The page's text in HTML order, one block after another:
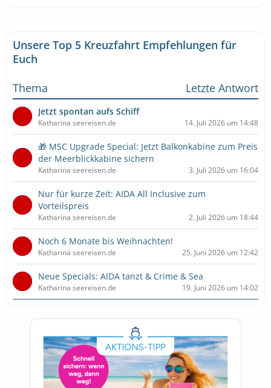
Unsere Top 5 Kreuzfahrt Empfehlungen für
Euch
Thema
Letzte Antwort
Jetzt spontan aufs Schiff
Katharina seereisen.de 14. Juli 2026 um 14:48
🎁 MSC Upgrade Special: Jetzt Balkonkabine zum Preis
der Meerblickkabine sichern
Katharina seereisen.de 3. Juli 2026 um 16:04
Nur für kurze Zeit: AIDA All Inclusive zum
Vorteilspreis
Katharina seereisen.de 2. Juli 2026 um 18:44
Noch 6 Monate bis Weihnachten!
Katharina seereisen.de 25. Juni 2026 um 12:42
Neue Specials: AIDA tanzt & Crime & Sea
Katharina seereisen.de 19. Juni 2026 um 14:02